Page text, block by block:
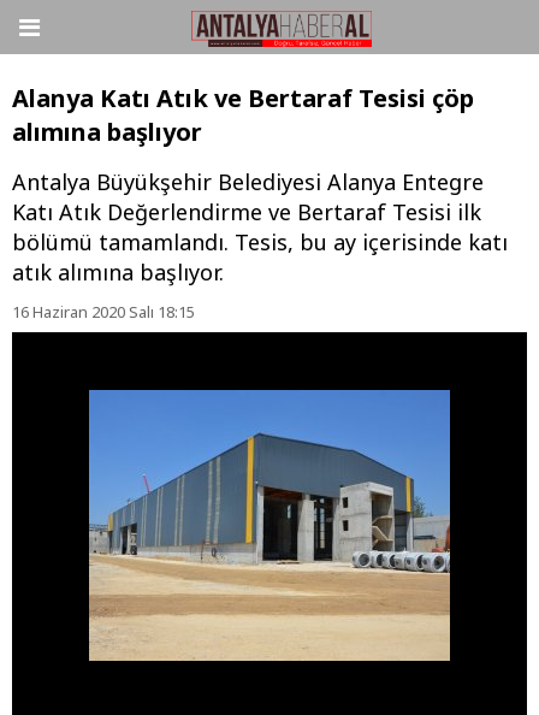
Alanya Katı Atık ve Bertaraf Tesisi çöp
alımına başlıyor
Antalya Büyükşehir Belediyesi Alanya Entegre
Katı Atık Değerlendirme ve Bertaraf Tesisi ilk
bölümü tamamlandı. Tesis, bu ay içerisinde katı
atık alımına başlıyor.
16 Haziran 2020 Salı 18:15